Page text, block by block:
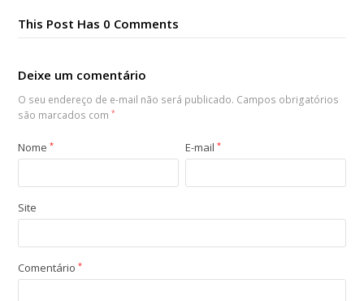
This Post Has 0 Comments
Deixe um comentário
O seu endereço de e-mail não será publicado. Campos obrigatórios
são marcados com*
Nome* E-mail*
Site
Comentário*